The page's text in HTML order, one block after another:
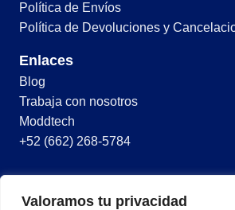
Valoramos tu privacidad
Política de Envíos
Política de Devoluciones y
Enlaces
Blog
Trabaja con nosotros
Moddtech
+52 (662) 268-5784
© 2026 Todos los derechos reservados